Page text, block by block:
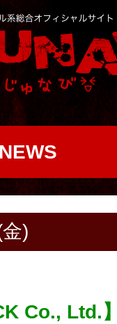
NEWS
)
Co., Ltd.